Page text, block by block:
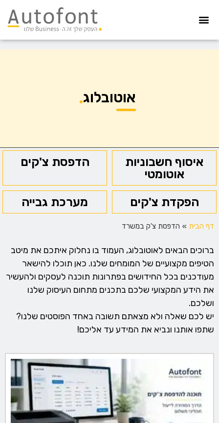
אוטובלוג
איסוף חשבוניות
אוטומטי
הדפסת צ'קים
הפקדת צ'קים מערכת גבייה
דף הבית » הדפסת צ'ק במשרד
ברוכים הבאים לאוטובלוג, העמוד בו נחלוק איתכם את מיטב
הטיפים מקצועיים של המומחים שלנו. כאן תוכלו להישאר
מעודכנים בכל החידושים בפתרונות תוכנה לעסקים ולהעשיר
את הידע המקצועי שלכם בתכנים מתחום העיסוק שלנו
ושלכם.
יש לכם שאלה ולא מצאתם תשובה באחד הפוסטים שלנו?
שתפו אותנו ונביא את המידע עד אליכם!